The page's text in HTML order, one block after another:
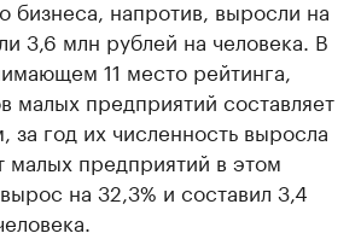
бизнеса, напротив, выросли на
3,6 млн рублей на человека. В
11 место рейтинга,
малых предприятий составляет
за год их численность выросла
малых предприятий в этом
на 32,3% и составил 3,4